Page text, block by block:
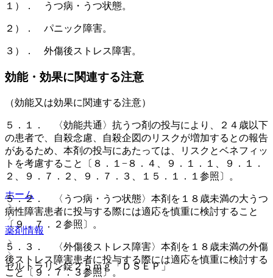
１）． うつ病・うつ状態。
２）． パニック障害。
３）． 外傷後ストレス障害。
効能・効果に関連する注意
（効能又は効果に関連する注意）
５．１． 〈効能共通〉抗うつ剤の投与により、２４歳以下
の患者で、自殺念慮、自殺企図のリスクが増加するとの報告
があるため、本剤の投与にあたっては、リスクとベネフィッ
トを考慮すること〔８．１−８．４、９．１．１、９．１．
２、９．７．２、９．７．３、１５．１．１参照〕。
５．２． 〈うつ病・うつ状態〉本剤を１８歳未満の大うつ
病性障害患者に投与する際には適応を慎重に検討すること
〔９．７．２参照〕。
５．３． 〈外傷後ストレス障害〉本剤を１８歳未満の外傷
後ストレス障害患者に投与する際には適応を慎重に検討する
こと〔９．７．３参照〕。
ホーム
薬剤情報
セルトラリン錠２５ｍｇ「ＤＳＥＰ」